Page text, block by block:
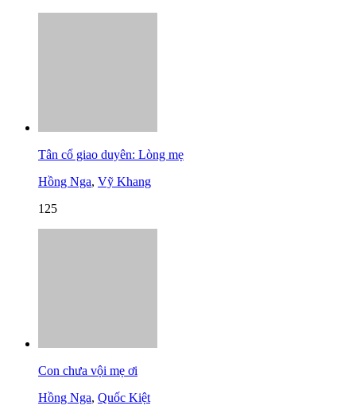
Tân cổ giao duyên: Lòng mẹ
Hồng Nga, Vỹ Khang
125
Con chưa vội mẹ ơi
Hồng Nga, Quốc Kiệt